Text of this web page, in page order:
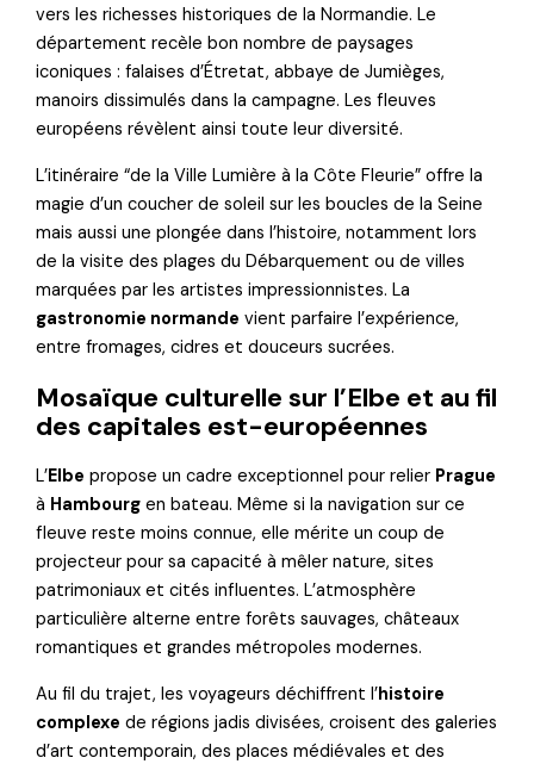
vers les richesses historiques de la Normandie. Le
département recèle bon nombre de paysages
iconiques : falaises d’Étretat, abbaye de Jumièges,
manoirs dissimulés dans la campagne. Les fleuves
européens révèlent ainsi toute leur diversité.
L’itinéraire “de la Ville Lumière à la Côte Fleurie” offre la
magie d’un coucher de soleil sur les boucles de la Seine
mais aussi une plongée dans l’histoire, notamment lors
de la visite des plages du Débarquement ou de villes
marquées par les artistes impressionnistes. La
gastronomie normande vient parfaire l’expérience,
entre fromages, cidres et douceurs sucrées.
Mosaïque culturelle sur l’Elbe et au fil
des capitales est-européennes
L’Elbe propose un cadre exceptionnel pour relier Prague
à Hambourg en bateau. Même si la navigation sur ce
fleuve reste moins connue, elle mérite un coup de
projecteur pour sa capacité à mêler nature, sites
patrimoniaux et cités influentes. L’atmosphère
particulière alterne entre forêts sauvages, châteaux
romantiques et grandes métropoles modernes.
Au fil du trajet, les voyageurs déchiffrent l’histoire
complexe de régions jadis divisées, croisent des galeries
d’art contemporain, des places médiévales et des